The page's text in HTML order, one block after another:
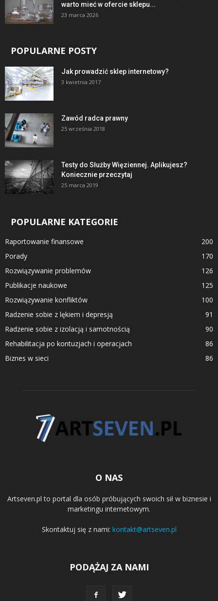
warto mieć w ofercie sklepu...
23 marca 2026
POPULARNE POSTY
Jak prowadzić sklep internetowy?
3 kwietnia 2017
Zawód radca prawny
25 września 2018
Testy do Służby Więziennej. Aplikujesz?
Koniecznie przeczytaj
25 marca 2019
POPULARNE KATEGORIE
Raportowanie finansowe
200
Porady
170
Rozwiązywanie problemów
126
Publikacje naukowe
125
Rozwiązywanie konfliktów
100
Radzenie sobie z lękiem i depresją
91
Radzenie sobie z izolacją i samotnością
90
Rehabilitacja po kontuzjach i operacjach
86
Biznes w sieci
86
O NAS
Artseven.pl to portal dla osób próbujących swoich sił w biznesie i
marketingu internetowym.
Skontaktuj się z nami: kontakt@artseven.pl
PODĄŻAJ ZA NAMI